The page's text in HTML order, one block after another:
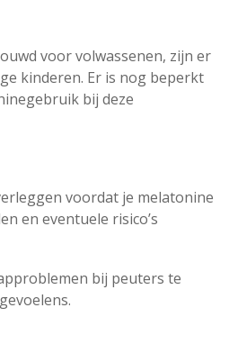
voor volwassenen, zijn er
kinderen. Er is nog beperkt
bij deze
voordat je melatonine
en eventuele risico’s
bij peuters te